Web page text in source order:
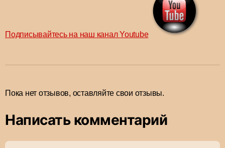
Подписывайтесь на наш канал Youtube
Пока нет отзывов, оставляйте свои отзывы.
Написать комментарий